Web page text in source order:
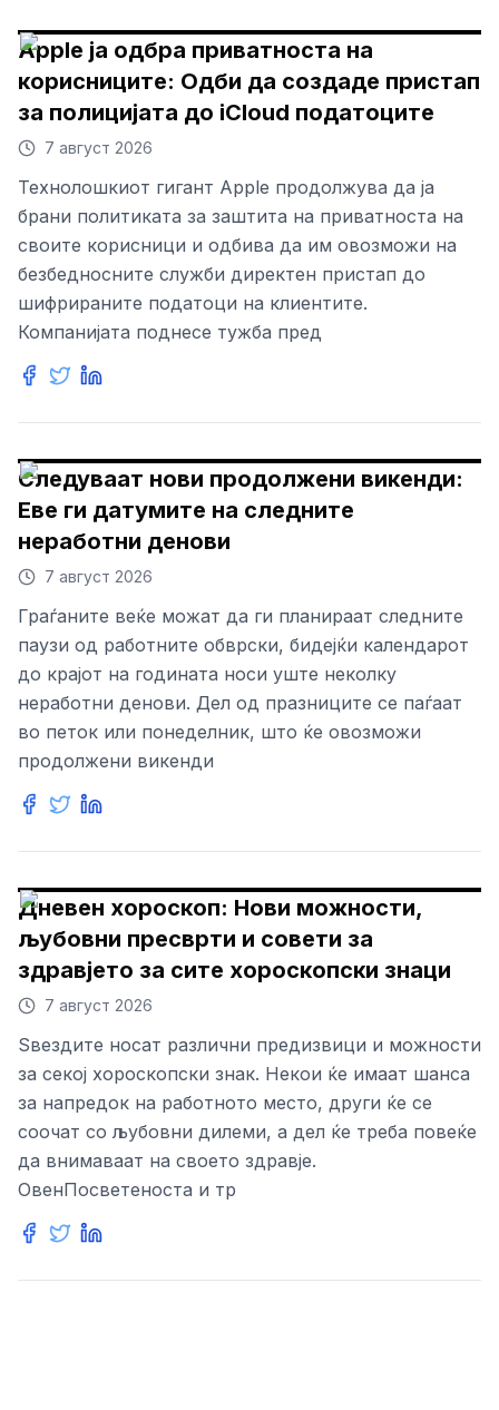
Apple ја одбра приватноста на
корисниците: Одби да создаде пристап
за полицијата до iCloud податоците
7 август 2026
Технолошкиот гигант Apple продолжува да ја
брани политиката за заштита на приватноста на
своите корисници и одбива да им овозможи на
безбедносните служби директен пристап до
шифрираните податоци на клиентите.
Компанијата поднесе тужба пред
Следуваат нови продолжени викенди:
Еве ги датумите на следните
неработни денови
7 август 2026
Граѓаните веќе можат да ги планираат следните
паузи од работните обврски, бидејќи календарот
до крајот на годината носи уште неколку
неработни денови. Дел од празниците се паѓаат
во петок или понеделник, што ќе овозможи
продолжени викенди
Дневен хороскоп: Нови можности,
љубовни пресврти и совети за
здравјето за сите хороскопски знаци
7 август 2026
Ѕвездите носат различни предизвици и можности
за секој хороскопски знак. Некои ќе имаат шанса
за напредок на работното место, други ќе се
соочат со љубовни дилеми, а дел ќе треба повеќе
да внимаваат на своето здравје.
ОвенПосветеноста и тр